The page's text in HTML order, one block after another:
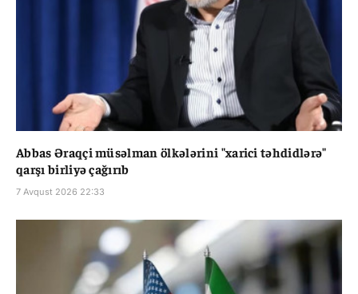
Abbas Əraqçi müsəlman ölkələrini "xarici təhdidlərə"
qarşı birliyə çağırıb
7 Avqust 2026 22:33